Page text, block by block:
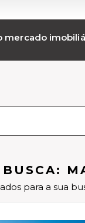
mercado
para a sua